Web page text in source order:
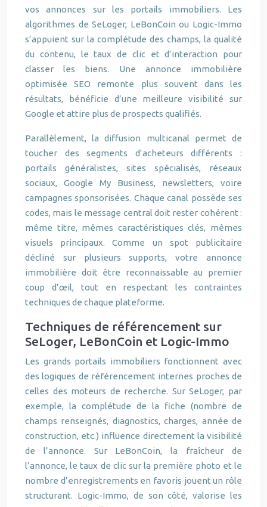
vos annonces sur les portails immobiliers. Les
algorithmes de SeLoger, LeBonCoin ou Logic-Immo
s’appuient sur la complétude des champs, la qualité
du contenu, le taux de clic et d’interaction pour
classer les biens. Une annonce immobilière
optimisée SEO remonte plus souvent dans les
résultats, bénéficie d’une meilleure visibilité sur
Google et attire plus de prospects qualifiés.
Parallèlement, la diffusion multicanal permet de
toucher des segments d’acheteurs différents :
portails généralistes, sites spécialisés, réseaux
sociaux, Google My Business, newsletters, voire
campagnes sponsorisées. Chaque canal possède ses
codes, mais le message central doit rester cohérent :
même titre, mêmes caractéristiques clés, mêmes
visuels principaux. Comme un spot publicitaire
décliné sur plusieurs supports, votre annonce
immobilière doit être reconnaissable au premier
coup d’œil, tout en respectant les contraintes
techniques de chaque plateforme.
Techniques de référencement sur
SeLoger, LeBonCoin et Logic-Immo
Les grands portails immobiliers fonctionnent avec
des logiques de référencement internes proches de
celles des moteurs de recherche. Sur SeLoger, par
exemple, la complétude de la fiche (nombre de
champs renseignés, diagnostics, charges, année de
construction, etc.) influence directement la visibilité
de l’annonce. Sur LeBonCoin, la fraîcheur de
l’annonce, le taux de clic sur la première photo et le
nombre d’enregistrements en favoris jouent un rôle
structurant. Logic-Immo, de son côté, valorise les